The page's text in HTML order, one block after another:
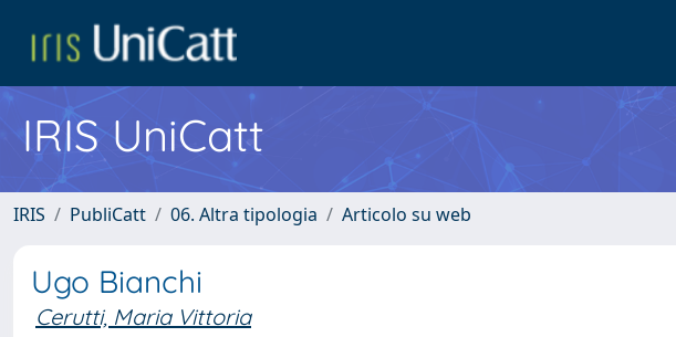
IRIS UniCatt
IRIS PubliCatt 06. Altra tipologia Articolo su web
Ugo Bianchi
Cerutti, Maria Vittoria